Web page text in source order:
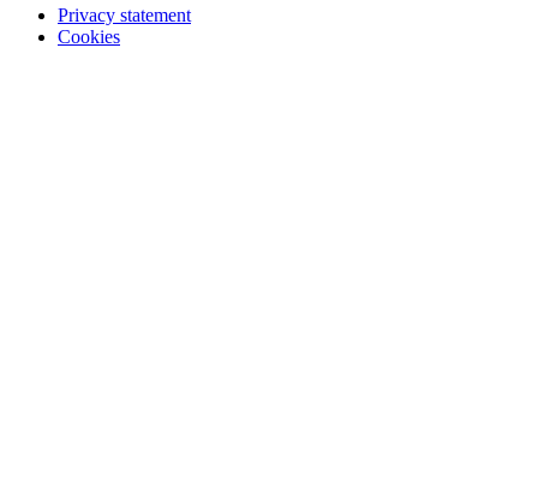
Privacy statement
Cookies